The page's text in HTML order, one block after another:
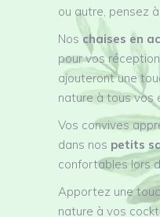
ou autre, pensez
Noschaises en
pour vos
ajouteront une
nature à tous vos
Vos convives
dans nos petits
confortables lors
Apportez une
nature à vos